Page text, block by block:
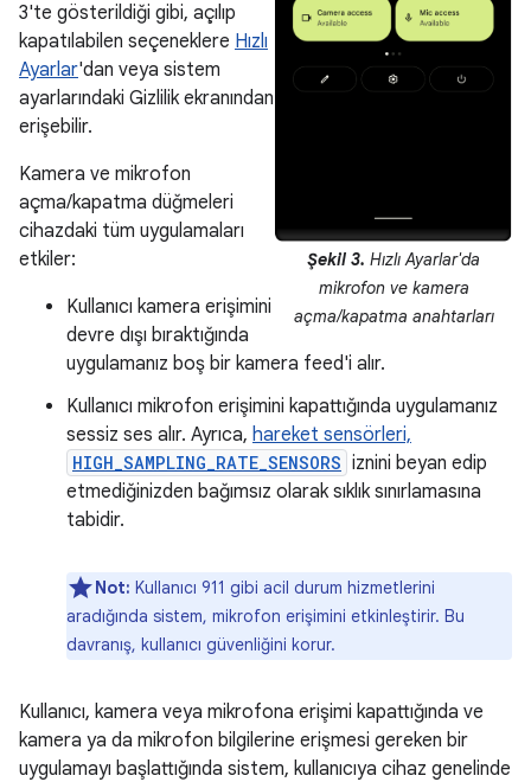
Şekil 3. Hızlı Ayarlar'da
mikrofon ve kamera
açma/kapatma anahtarları
3'te gösterildiği gibi, açılıp
kapatılabilen seçeneklere Hızlı
Ayarlar'dan veya sistem
ayarlarındaki Gizlilik ekranından
erişebilir.
Kamera ve mikrofon
açma/kapatma düğmeleri
cihazdaki tüm uygulamaları
etkiler:
Kullanıcı kamera erişimini
devre dışı bıraktığında
uygulamanız boş bir kamera feed'i alır.
Kullanıcı mikrofon erişimini kapattığında uygulamanız
sessiz ses alır. Ayrıca, hareket sensörleri,
HIGH_SAMPLING_RATE_SENSORS iznini beyan edip
etmediğinizden bağımsız olarak sıklık sınırlamasına
tabidir.
Not: Kullanıcı 911 gibi acil durum hizmetlerini
aradığında sistem, mikrofon erişimini etkinleştirir. Bu
davranış, kullanıcı güvenliğini korur.
Kullanıcı, kamera veya mikrofona erişimi kapattığında ve
kamera ya da mikrofon bilgilerine erişmesi gereken bir
uygulamayı başlattığında sistem, kullanıcıya cihaz genelinde